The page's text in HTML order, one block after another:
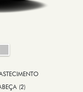
(2)